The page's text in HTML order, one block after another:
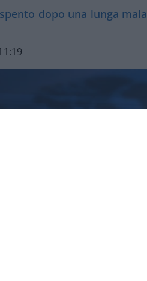
dopo una lunga